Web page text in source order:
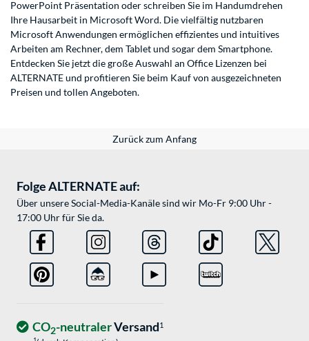
PowerPoint Präsentation oder schreiben Sie im Handumdrehen
Ihre Hausarbeit in Microsoft Word. Die vielfältig nutzbaren
Microsoft Anwendungen ermöglichen effizientes und intuitives
Arbeiten am Rechner, dem Tablet und sogar dem Smartphone.
Entdecken Sie jetzt die große Auswahl an Office Lizenzen bei
ALTERNATE und profitieren Sie beim Kauf von ausgezeichneten
Preisen und tollen Angeboten.
Zurück zum Anfang
Folge ALTERNATE auf:
Über unsere Social-Media-Kanäle sind wir Mo-Fr 9:00 Uhr -
17:00 Uhr für Sie da.
CO2-neutralerVersand1